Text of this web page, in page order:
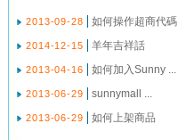
2013-09-28 如何操作超商代碼
2014-12-15 羊年吉祥話
2013-04-16 如何加入Sunny ...
2013-06-29 sunnymall ...
2013-06-29 如何上架商品